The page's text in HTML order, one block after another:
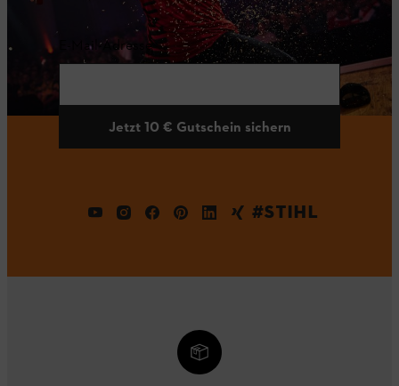
E-Mail-Adresse
Jetzt 10 € Gutschein sichern
#STIHL